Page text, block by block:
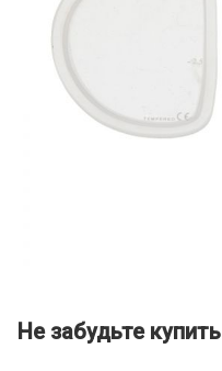
Не забудьте купить